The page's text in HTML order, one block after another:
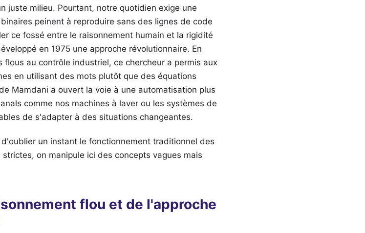
juste milieu. Pourtant, notre quotidien exige une
peinent à reproduire sans des lignes de code
ce fossé entre le raisonnement humain et la rigidité
en 1975 une approche révolutionnaire. En
au contrôle industriel, ce chercheur a permis aux
en utilisant des mots plutôt que des équations
Mamdani a ouvert la voie à une automatisation plus
comme nos machines à laver ou les systèmes de
de s'adapter à des situations changeantes.
un instant le fonctionnement traditionnel des
on manipule ici des concepts vagues mais
flou et de l'approche